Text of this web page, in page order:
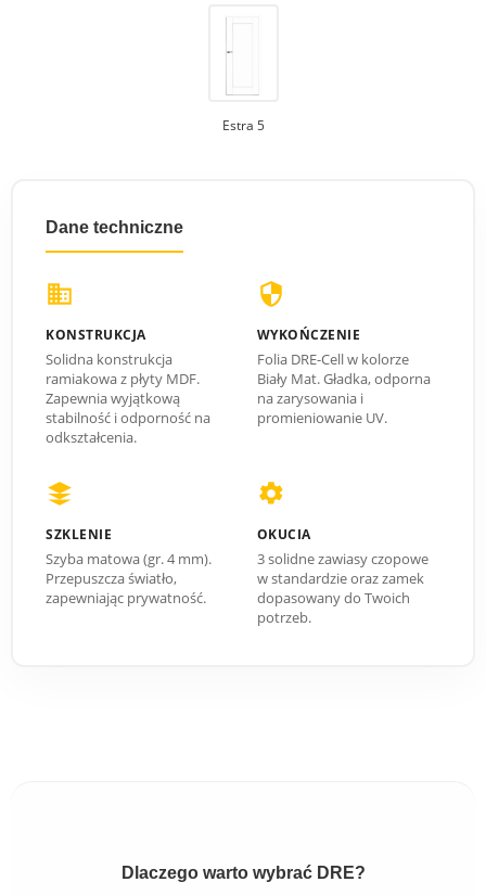
Estra 5
Dane techniczne
KONSTRUKCJA
Solidna konstrukcja
ramiakowa z płyty MDF.
Zapewnia wyjątkową
stabilność i odporność na
odkształcenia.
WYKOŃCZENIE
Folia DRE-Cell w kolorze
Biały Mat. Gładka, odporna
na zarysowania i
promieniowanie UV.
SZKLENIE
Szyba matowa (gr. 4 mm).
Przepuszcza światło,
zapewniając prywatność.
OKUCIA
3 solidne zawiasy czopowe
w standardzie oraz zamek
dopasowany do Twoich
potrzeb.
Dlaczego warto wybrać DRE?